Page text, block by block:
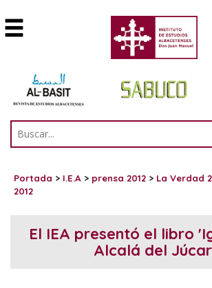
Portada > I.E.A > prensa 2012 > La Verdad
2012
El IEA presentó el libro
Alcalá del